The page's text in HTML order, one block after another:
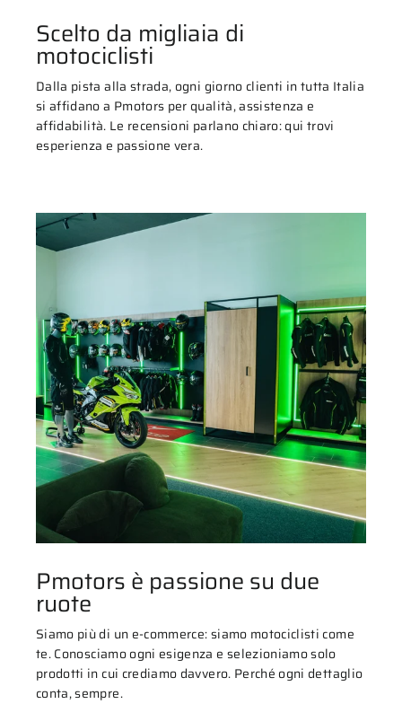
Scelto da migliaia di
motociclisti
Dalla pista alla strada, ogni giorno clienti in tutta Italia
si affidano a Pmotors per qualità, assistenza e
affidabilità. Le recensioni parlano chiaro: qui trovi
esperienza e passione vera.
Pmotors è passione su due
ruote
Siamo più di un e-commerce: siamo motociclisti come
te. Conosciamo ogni esigenza e selezioniamo solo
prodotti in cui crediamo davvero. Perché ogni dettaglio
conta, sempre.